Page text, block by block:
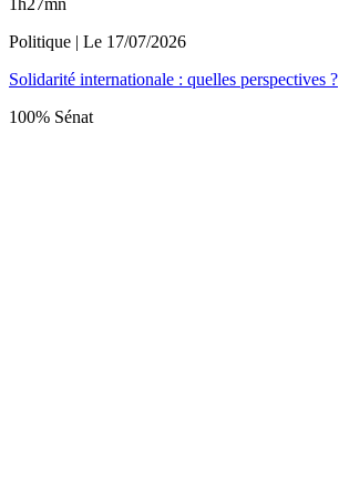
1h27mn
Politique | Le 17/07/2026
Solidarité internationale : quelles perspectives ?
100% Sénat